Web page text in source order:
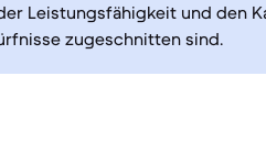
Leistungsfähigkeit und den
zugeschnitten sind.